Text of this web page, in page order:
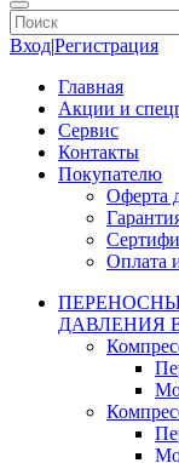
Вход|Регистрация
Главная
Акции и
Сервис
Контакты
Покупателю
Оферта
Оплата
ДАВЛЕНИЯ